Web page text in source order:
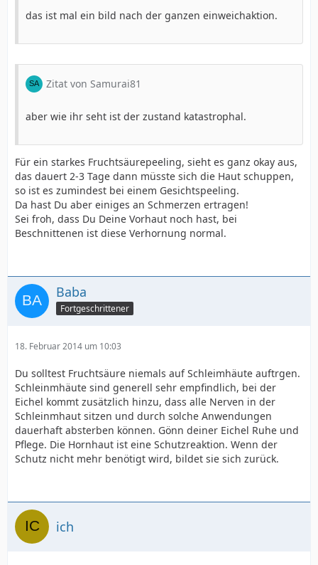
das ist mal ein bild nach der ganzen einweichaktion.
Zitat von Samurai81
aber wie ihr seht ist der zustand katastrophal.
Für ein starkes Fruchtsäurepeeling, sieht es ganz okay aus,
das dauert 2-3 Tage dann müsste sich die Haut schuppen,
so ist es zumindest bei einem Gesichtspeeling.
Da hast Du aber einiges an Schmerzen ertragen!
Sei froh, dass Du Deine Vorhaut noch hast, bei
Beschnittenen ist diese Verhornung normal.
Baba
Fortgeschrittener
18. Februar 2014 um 10:03
Du solltest Fruchtsäure niemals auf Schleimhäute auftrgen.
Schleinmhäute sind generell sehr empfindlich, bei der
Eichel kommt zusätzlich hinzu, dass alle Nerven in der
Schleinmhaut sitzen und durch solche Anwendungen
dauerhaft absterben können. Gönn deiner Eichel Ruhe und
Pflege. Die Hornhaut ist eine Schutzreaktion. Wenn der
Schutz nicht mehr benötigt wird, bildet sie sich zurück.
ich